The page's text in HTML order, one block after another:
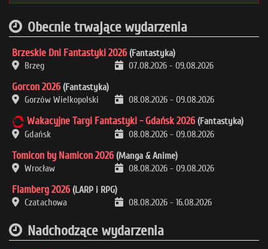
Obecnie trwające wydarzenia
Brzeskie Dni Fantastyki 2026 (Fantastyka)
Brzeg
07.08.2026 - 09.08.2026
Gorcon 2026 (Fantastyka)
Gorzów Wielkopolski
08.08.2026 - 09.08.2026
Wakacyjne Targi Fantastyki - Gdańsk 2026 (Fantastyka)
Gdańsk
08.08.2026 - 09.08.2026
Tomicon by Namicon 2026 (Manga & Anime)
Wrocław
08.08.2026 - 09.08.2026
Flamberg 2026 (LARP i RPG)
Czatachowa
08.08.2026 - 16.08.2026
Nadchodzące wydarzenia